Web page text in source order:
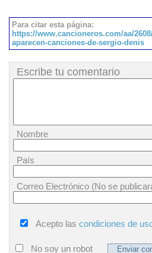
Para citar esta página:
https://www.cancioneros.com/aa/
aparecen-canciones-de-sergio-denis
Escribe tu comentario
Nombre
País
Correo Electrónico (No se
Acepto las condiciones de
No soy un robot